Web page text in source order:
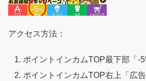
アクセス方法：
ポイントインカムTOP最下部「-
ポイントインカムTOP右上「広